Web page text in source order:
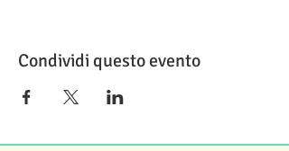
Condividi questo evento